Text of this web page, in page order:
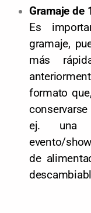
Gramaje de
Es
gramaje,
más
formato
ej. una
evento/
de